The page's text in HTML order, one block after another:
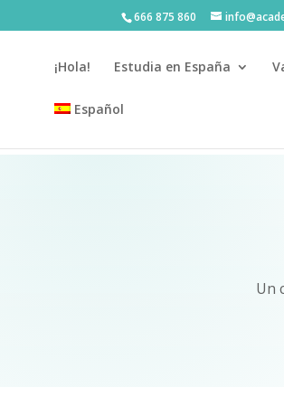
666 875 860
¡Hola! Estudia en España
Español
Un